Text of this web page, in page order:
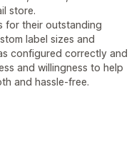
store.
for their outstanding
label sizes and
configured correctly and
and willingness to help
and hassle-free.